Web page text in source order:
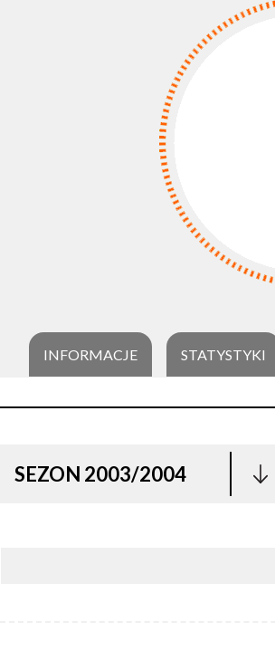
INFORMACJE STATYSTYKI
SEZON 2003/2004